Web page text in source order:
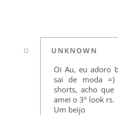
UNKNOWN
Oi Au, eu adoro
sai de moda =)
shorts, acho
amei o 3º look rs.
Um beijo